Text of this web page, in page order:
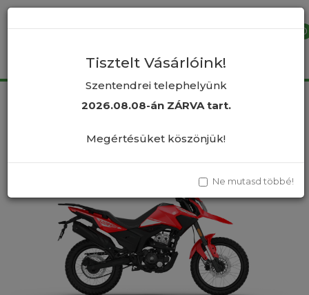
0
Morbidelli Morbidelli T125
Tisztelt Vásárlóink!
Szentendrei telephelyünk
2026.08.08-án ZÁRVA tart.
Megértésüket köszönjük!
Ne mutasd többé!